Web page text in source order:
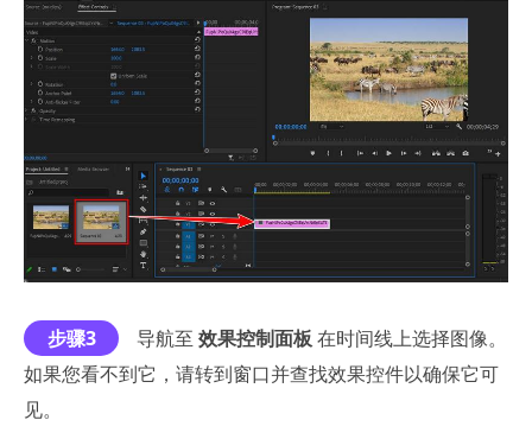
步骤3 导航至效果控制面板在时间线上选择图像。
如果您看不到它，请转到窗口并查找效果控件以确保它可
见。